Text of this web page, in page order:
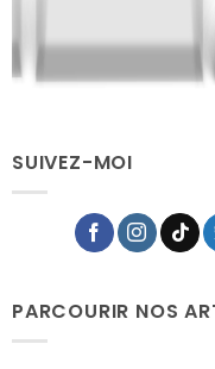
Pix'em
SUIVEZ-MOI
PARCOURIR NOS